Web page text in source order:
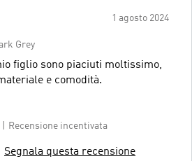
1 agosto 2024
Grey
figlio sono piaciuti moltissimo,
e comodità.
Recensione incentivata
Segnala questa recensione